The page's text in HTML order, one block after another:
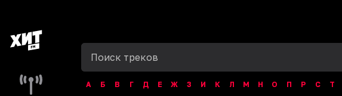
А Б В Г Д Е Ж З И К Л М Н О П Р С Т